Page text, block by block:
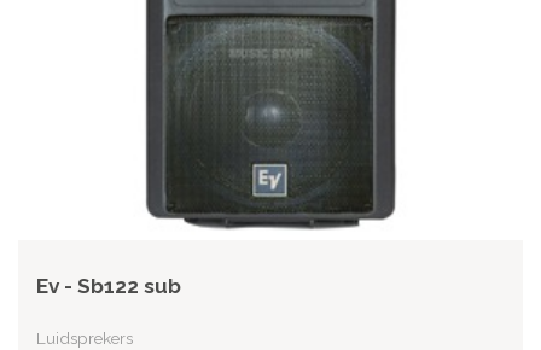
Ev - Sb122 sub
Luidsprekers